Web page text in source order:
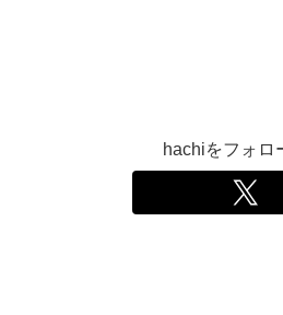
hachiをフォロ